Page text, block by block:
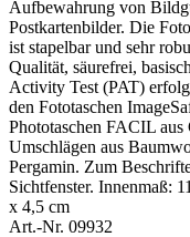
Aufbewahrung von
Postkartenbilder. Die
ist stapelbar und sehr
Qualität, säurefrei,
Activity Test (PAT)
den Fototaschen
Phototaschen FACIL
Umschlägen aus
Pergamin. Zum
Sichtfenster. Innenmaß:
x 4,5 cm
Art.-Nr. 09932